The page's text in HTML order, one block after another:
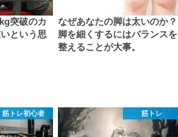
突破のカ
という思
なぜあなたの脚は太いのか？
脚を細くするにはバランスを
整えることが大事。
筋トレ初心者 筋トレ